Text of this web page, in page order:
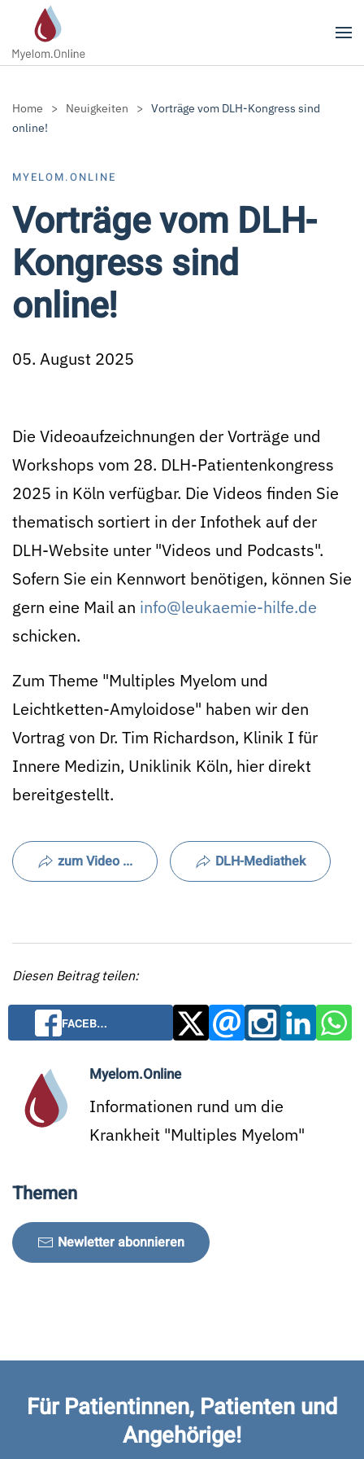
Zum Hauptinhalt springen
Home Neuigkeiten
Vorträge vom DLH-Kongress sind
online!
MYELOM.ONLINE
Vorträge vom DLH-
Kongress sind
online!
05. August 2025
Die Videoaufzeichnungen der Vorträge und
Workshops vom 28. DLH-Patientenkongress
2025 in Köln verfügbar. Die Videos finden Sie
thematisch sortiert in der Infothek auf der
DLH-Website unter "Videos und Podcasts".
Sofern Sie ein Kennwort benötigen, können Sie
gern eine Mail an info@leukaemie-hilfe.de
schicken.
Zum Theme "Multiples Myelom und
Leichtketten-Amyloidose" haben wir den
Vortrag von Dr. Tim Richardson, Klinik I für
Innere Medizin, Uniklinik Köln, hier direkt
bereitgestellt.
zum Video ... DLH-Mediathek
Diesen Beitrag teilen:
FACEB…
Myelom.Online
Informationen rund um die
Krankheit "Multiples Myelom"
Themen
Newletter abonnieren
Für Patientinnen, Patienten und
Angehörige!